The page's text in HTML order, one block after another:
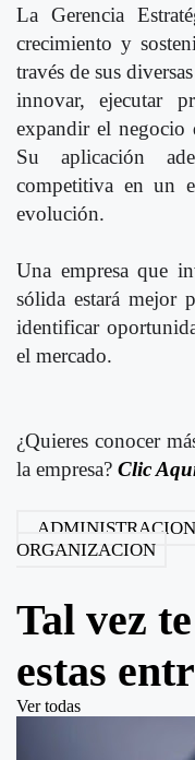
La Gerencia
crecimiento y
través de sus
innovar, ejecutar
expandir el negocio
Su aplicación
competitiva en un
evolución.
Una empresa que
sólida estará mejor
identificar
el mercado.
¿Quieres conocer
la empresa? Clic
ADMINISTRACION
ORGANIZACION
Tal vez
estas
Ver todas